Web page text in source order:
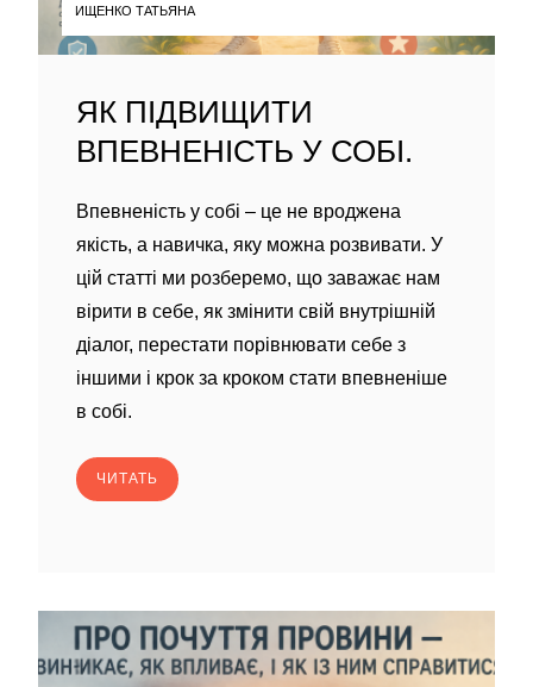
ИЩЕНКО ТАТЬЯНА
ЯК ПІДВИЩИТИ
ВПЕВНЕНІСТЬ У СОБІ.
Впевненість у собі – це не вроджена
якість, а навичка, яку можна розвивати. У
цій статті ми розберемо, що заважає нам
вірити в себе, як змінити свій внутрішній
діалог, перестати порівнювати себе з
іншими і крок за кроком стати впевненіше
в собі.
ЧИТАТЬ